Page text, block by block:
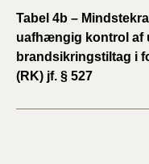
Tabel 4b –
uafhængig kontrol af
brandsikringstiltag i
(RK) jf. § 527